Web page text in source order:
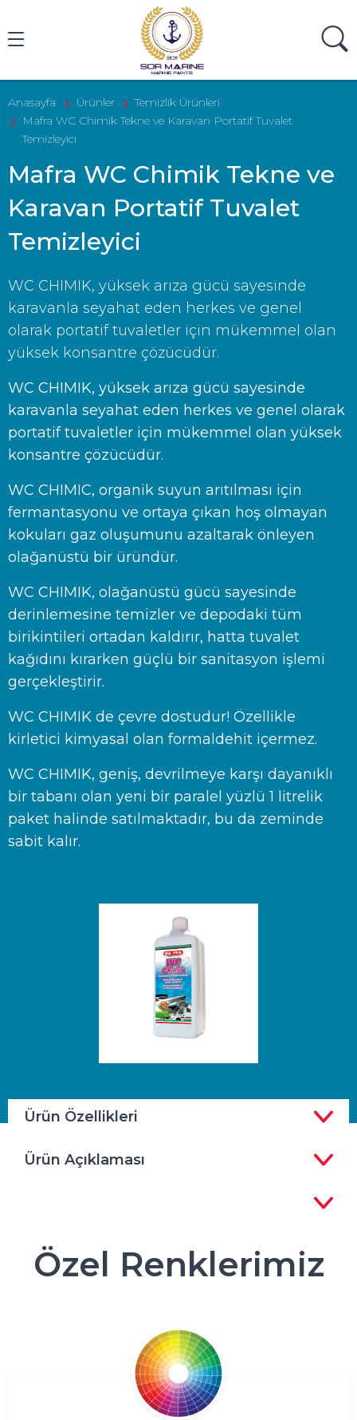
Anasayfa Ürünler
Temizlik Ürünleri
Mafra WC Chimik Tekne ve Karavan Portatif Tuvalet
Temizleyici
Mafra WC Chimik Tekne ve
Karavan Portatif Tuvalet
Temizleyici
WC CHIMIK, yüksek arıza gücü sayesinde
karavanla seyahat eden herkes ve genel
olarak portatif tuvaletler için mükemmel olan
yüksek konsantre çözücüdür.
WC CHIMIK, yüksek arıza gücü sayesinde
karavanla seyahat eden herkes ve genel olarak
portatif tuvaletler için mükemmel olan yüksek
konsantre çözücüdür.
WC CHIMIC, organik suyun arıtılması için
fermantasyonu ve ortaya çıkan hoş olmayan
kokuları gaz oluşumunu azaltarak önleyen
olağanüstü bir üründür.
WC CHIMIK, olağanüstü gücü sayesinde
derinlemesine temizler ve depodaki tüm
birikintileri ortadan kaldırır, hatta tuvalet
kağıdını kırarken güçlü bir sanitasyon işlemi
gerçekleştirir.
WC CHIMIK de çevre dostudur! Özellikle
kirletici kimyasal olan formaldehit içermez.
WC CHIMIK, geniş, devrilmeye karşı dayanıklı
bir tabanı olan yeni bir paralel yüzlü 1 litrelik
paket halinde satılmaktadır, bu da zeminde
sabit kalır.
Ürün Özellikleri
Ürün Açıklaması
Özel Renklerimiz